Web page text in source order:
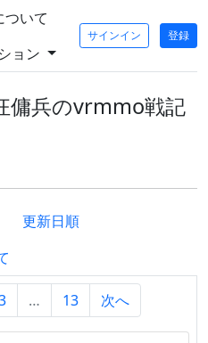
ついて
ョン
サインイン 登録
傭兵のvrmmo戦記
更新日順
… 13 次へ